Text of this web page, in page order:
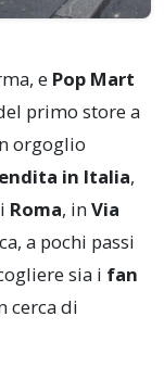
e Pop Mart
primo store a
orgoglio
in Italia,
Roma, inVia
a pochi passi
sia i fan
cerca di